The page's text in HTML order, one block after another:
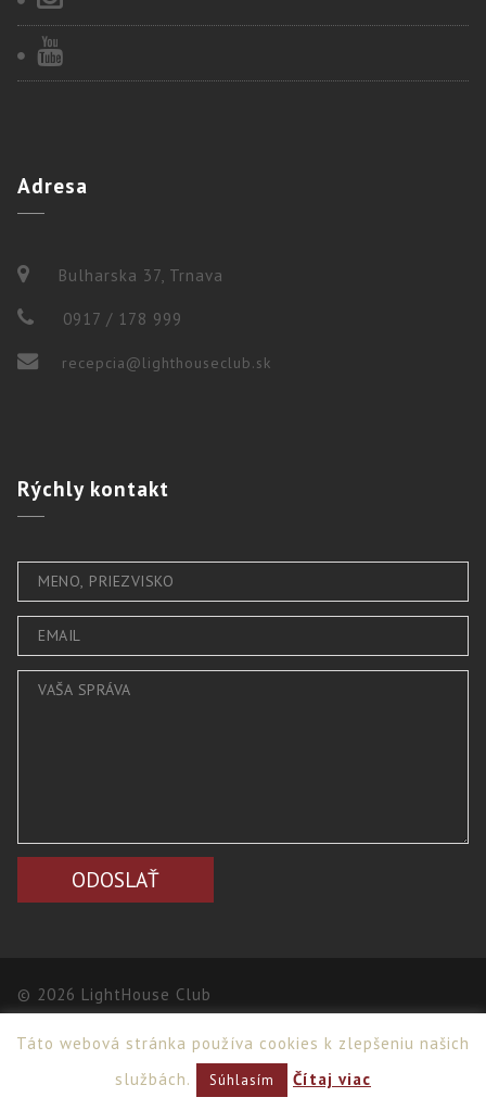
Adresa
Bulharska 37, Trnava
0917 / 178 999
recepcia@lighthouseclub.sk
Rýchlykontakt
© 2026 LightHouse Club
Webdesign,PPC >
Táto webová stránka používa cookies k zlepšeniu našich
službách.
Súhlasím Čítaj viac